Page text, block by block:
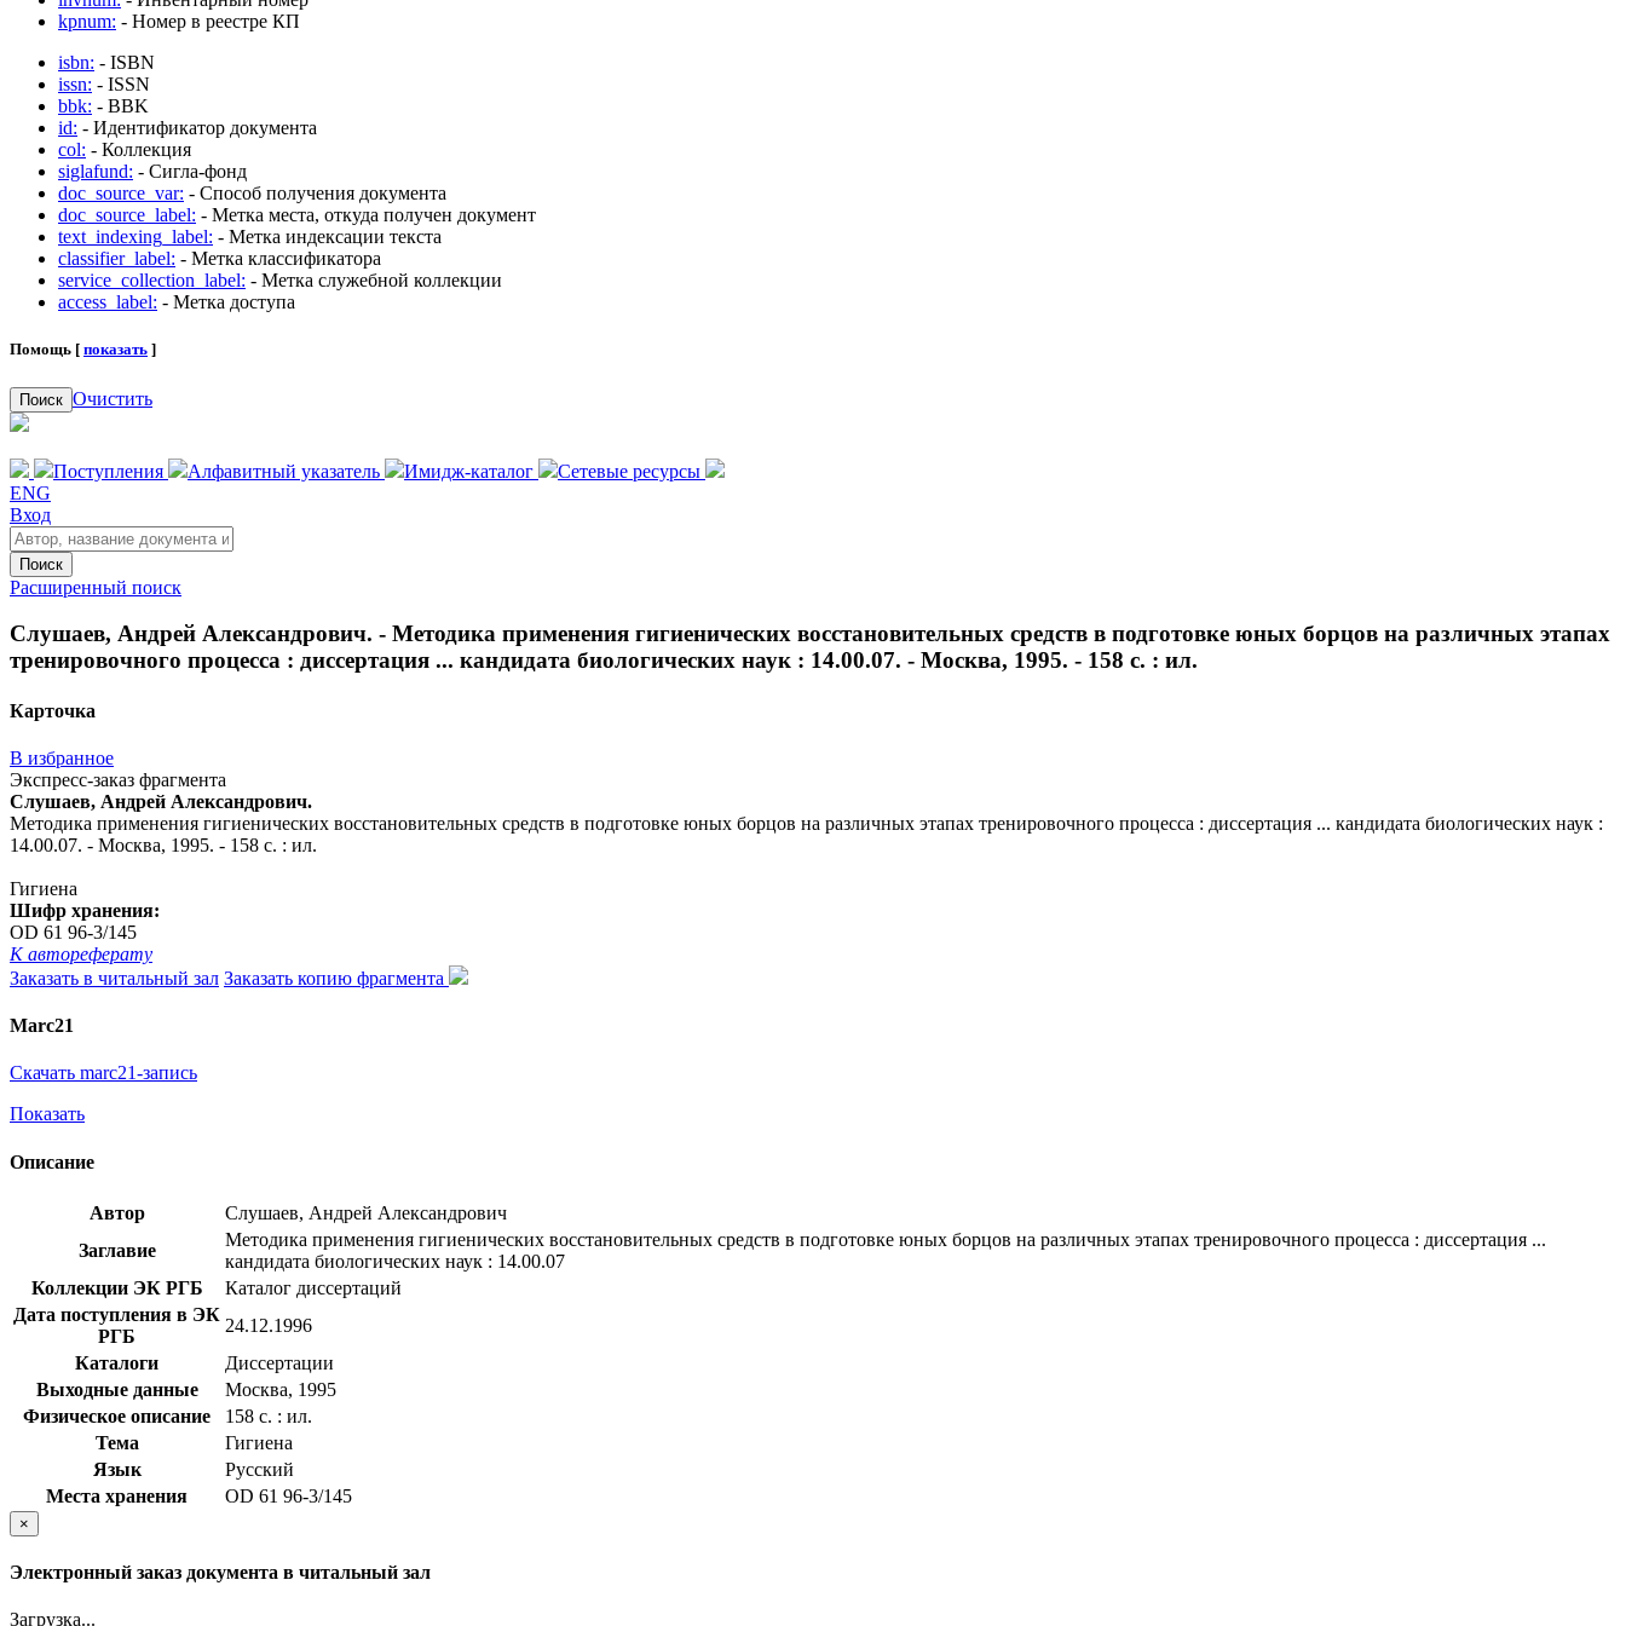
kpnum: - Номер в реестре КП
isbn: - ISBN
issn: - ISSN
bbk: - BBK
id: - Идентификатор документа
col: - Коллекция
siglafund: - Сигла-фонд
doc_source_var: - Способ получения документа
doc_source_label: - Метка места, откуда получен документ
text_indexing_label: - Метка индексации текста
classifier_label: - Метка классификатора
service_collection_label: - Метка служебной коллекции
access_label: - Метка доступа
Помощь [ показать ]
Поиск Очистить
Поступления Алфавитный указатель Имидж-каталог
Сетевые ресурсы
ENG
Вход
Поиск
Расширенный поиск
Слушаев, Андрей Александрович. - Методика применения гигиенических восстановительных средств в подготовке юных борцов на различных этапах
тренировочного процесса : диссертация ... кандидата биологических наук : 14.00.07. - Москва, 1995. - 158 с. : ил.
Карточка
В избранное
Экспресс-заказ фрагмента
Слушаев, Андрей Александрович.
Методика применения гигиенических восстановительных средств в подготовке юных борцов на различных этапах тренировочного процесса : диссертация ... кандидата биологических наук :
14.00.07. - Москва, 1995. - 158 с. : ил.
Гигиена
Шифр хранения:
OD 61 96-3/145
К автореферату
Заказать в читальный зал Заказать копию фрагмента
Marc21
Скачать marc21-запись
Показать
Описание
Автор
Слушаев, Андрей Александрович
Заглавие
Методика применения гигиенических восстановительных средств в подготовке юных борцов на различных этапах тренировочного процесса : диссертация ...
кандидата биологических наук : 14.00.07
Коллекции ЭК РГБ
Каталог диссертаций
Дата поступления в ЭК
РГБ
24.12.1996
Каталоги
Диссертации
Выходные данные
Москва, 1995
Физическое описание
158 с. : ил.
Тема
Гигиена
Язык
Русский
Места хранения
OD 61 96-3/145
×
Электронный заказ документа в читальный зал
Загрузка...